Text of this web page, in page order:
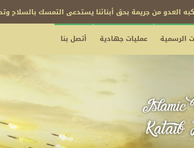
العدو من جريمة بحق أبنائنا يستدعي التمسك بالسلاح
الرسمية عمليات جهادية أتصل بنا